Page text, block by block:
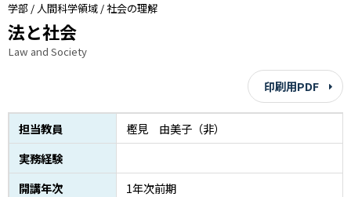
学部 / 人間科学領域 / 社会の理解
法と社会
Law and Society
印刷用PDF
担当教員
樫見 由美子（非）
実務経験
開講年次
1年次前期